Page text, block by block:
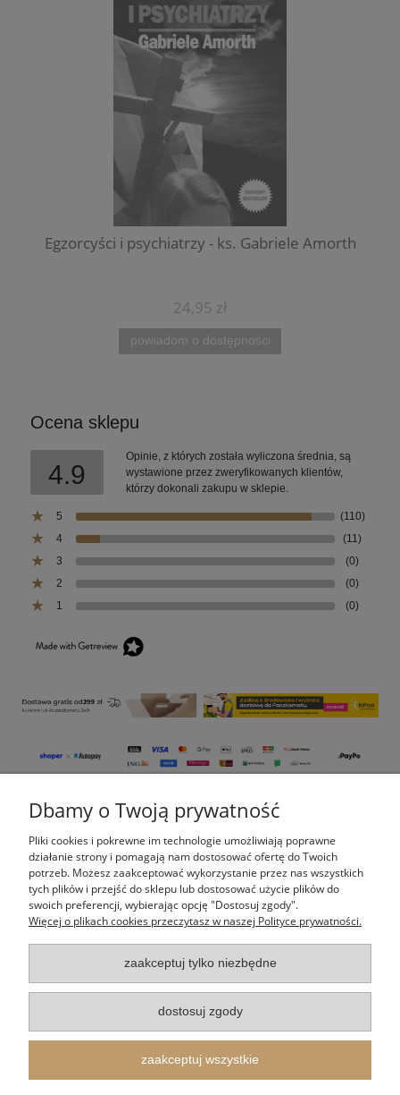
Egzorcyści i psychiatrzy - ks. Gabriele Amorth
24,95 zł
powiadom o dostępności
Ocena sklepu
4.9
Opinie, z których została wyliczona średnia, są
wystawione przez zweryfikowanych klientów,
którzy dokonali zakupu w sklepie.
5
(110)
4
(11)
3
(0)
2
(0)
1
(0)
Pomoc
Moje konto
Płatności i dostawa
Informacje
O nas
Indeks kategorii
Itertus Piotr Cieślik| Kalinowa 14, 43-340 Kozy, woj. śląskie | E-mail:
Dbamy o Twoją prywatność
Pliki cookies i pokrewne im technologie umożliwiają poprawne
działanie strony i pomagają nam dostosować ofertę do Twoich
potrzeb. Możesz zaakceptować wykorzystanie przez nas wszystkich
tych plików i przejść do sklepu lub dostosować użycie plików do
swoich preferencji, wybierając opcję "Dostosuj zgody".
Więcej o plikach cookies przeczytasz w naszej Polityce prywatności.
zaakceptuj tylko niezbędne
dostosuj zgody
zaakceptuj wszystkie